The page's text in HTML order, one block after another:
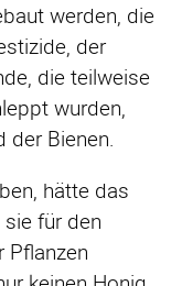
werden, die
der
die teilweise
wurden,
der Bienen.
hätte das
für den
Pflanzen